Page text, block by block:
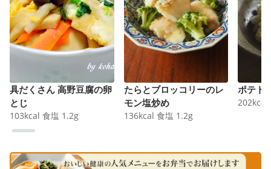
具だくさん 高野豆腐の卵
とじ
103kcal 食塩 1.2g
たらとブロッコリーのレ
モン塩炒め
136kcal 食塩 1.2g
ポテト
202kcal